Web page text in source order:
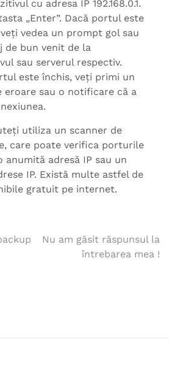
cu adresa IP 192.168.0.1.
„Enter”. Dacă portul este
vedea un prompt gol sau
de bun venit de la
sau serverul respectiv.
este închis, veți primi un
eroare sau o notificare că a
utiliza un scanner de
care poate verifica porturile
anumită adresă IP sau un
IP. Există multe astfel de
gratuit pe internet.
Nu am găsit răspunsul la
întrebarea mea !